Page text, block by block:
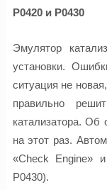
P0420 и P0430
Эмулятор
установки.
ситуация не
правильно
катализатора. Об
на этот раз.
«Check Engine»
P0430).